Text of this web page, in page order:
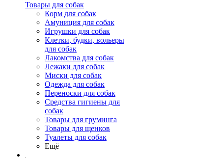
Товары для собак
Корм для собак
Амуниция для собак
Игрушки для собак
Клетки, будки, вольеры
для собак
Лакомства для собак
Лежаки для собак
Миски для собак
Одежда для собак
Переноски для собак
Средства гигиены для
собак
Товары для груминга
Товары для щенков
Туалеты для собак
Ещё